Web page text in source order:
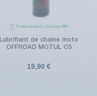
Produit en stock. Livraison 48H
Lubrifiant de chaîne moto
OFFROAD MOTUL C3
19,90 €